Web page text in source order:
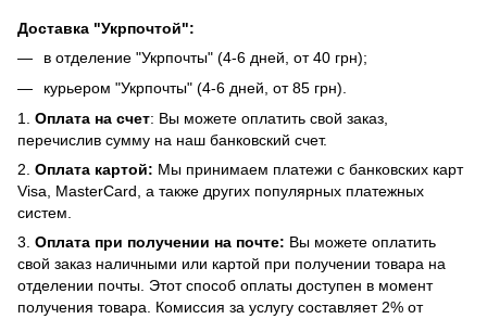
Доставка "Укрпочтой":
в отделение "Укрпочты" (4-6 дней, от 40 грн);
курьером "Укрпочты" (4-6 дней, от 85 грн).
1. Оплата на счет: Вы можете оплатить свой заказ,
перечислив сумму на наш банковский счет.
2. Оплата картой: Мы принимаем платежи с банковских карт
Visa, MasterCard, а также других популярных платежных
систем.
3. Оплата при получении на почте: Вы можете оплатить
свой заказ наличными или картой при получении товара на
отделении почты. Этот способ оплаты доступен в момент
получения товара. Комиссия за услугу составляет 2% от